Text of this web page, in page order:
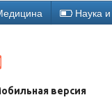
Наука
версия